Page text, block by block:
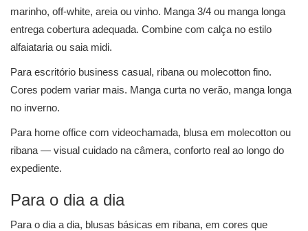
marinho, off-white, areia ou vinho. Manga 3/4 ou manga longa
entrega cobertura adequada. Combine com calça no estilo
alfaiataria ou saia midi.
Para escritório business casual, ribana ou molecotton fino.
Cores podem variar mais. Manga curta no verão, manga longa
no inverno.
Para home office com videochamada, blusa em molecotton ou
ribana — visual cuidado na câmera, conforto real ao longo do
expediente.
Para o dia a dia
Para o dia a dia, blusas básicas em ribana, em cores que